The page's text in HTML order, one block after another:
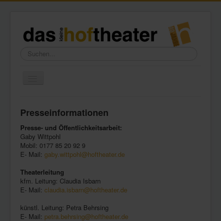
Suchen...
Freundeskreis
Galerie
Presse
Kontakt
Presseinformationen
Presse- und Öffentlichkeitsarbeit:
Gaby Wittpohl
Mobil: 0177 85 20 92 9
E- Mail: gaby.wittpohl@hoftheater.de
Theaterleitung
kfm. Leitung: Claudia Isbarn
E- Mail: claudia.isbarn@hoftheater.de
künstl. Leitung: Petra Behrsing
E- Mail: petra.behrsing@hoftheater.de